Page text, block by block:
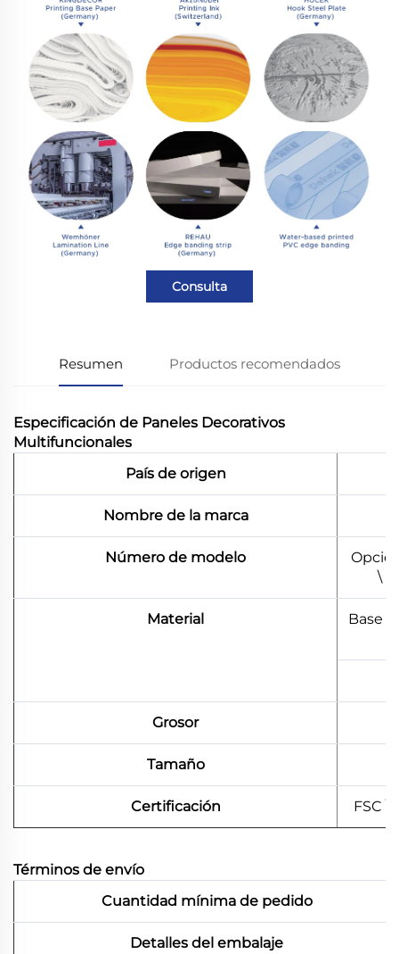
Consulta
Resumen Productos recomendados
Especificación de Paneles Decorativos
Multifuncionales
País de origen
Nombre de la marca
Número de modelo
\
Material Base
Grosor
Tamaño
Certificación FSC \
Términos de envío
Cuantidad mínima de pedido
Detalles del embalaje